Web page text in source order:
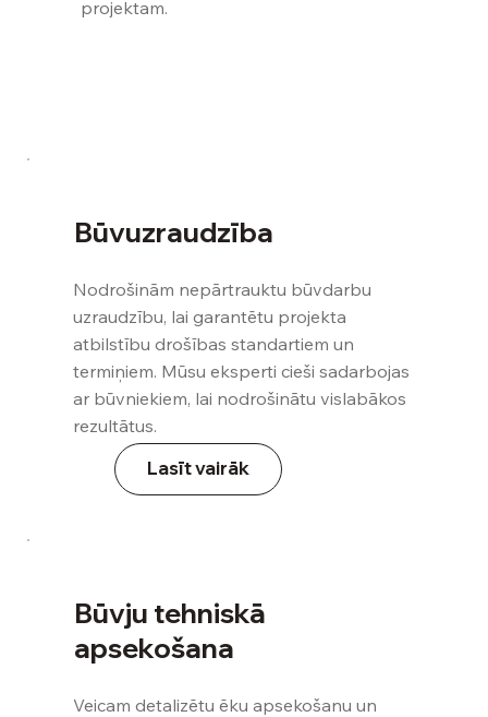
termiņi un svarīgas nianses
projektam.
Būvuzraudzība
Nodrošinām nepārtrauktu būvdarbu
uzraudzību, lai garantētu projekta
atbilstību drošības standartiem un
termiņiem. Mūsu eksperti cieši sadarbojas
ar būvniekiem, lai nodrošinātu vislabākos
rezultātus.
Lasīt vairāk
Būvju tehniskā
apsekošana
Veicam detalizētu ēku apsekošanu un